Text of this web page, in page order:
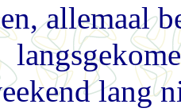
allemaal
lang